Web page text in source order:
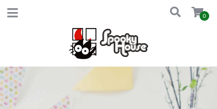
0